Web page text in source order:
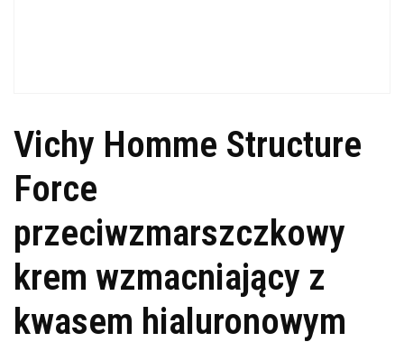
Vichy Homme Structure
Force
przeciwzmarszczkowy
krem wzmacniający z
kwasem hialuronowym